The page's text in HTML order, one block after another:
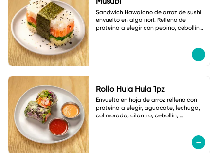
Sandwich Hawaiano de arroz de sushi
envuelto en alga nori. Relleno de
proteína a elegir con pepino, cebollín y
Rollo Hula Hula 1pz
Envuelto en hoja de arroz relleno con
proteína a elegir, aguacate, lechuga,
col morada, cilantro, cebollín,